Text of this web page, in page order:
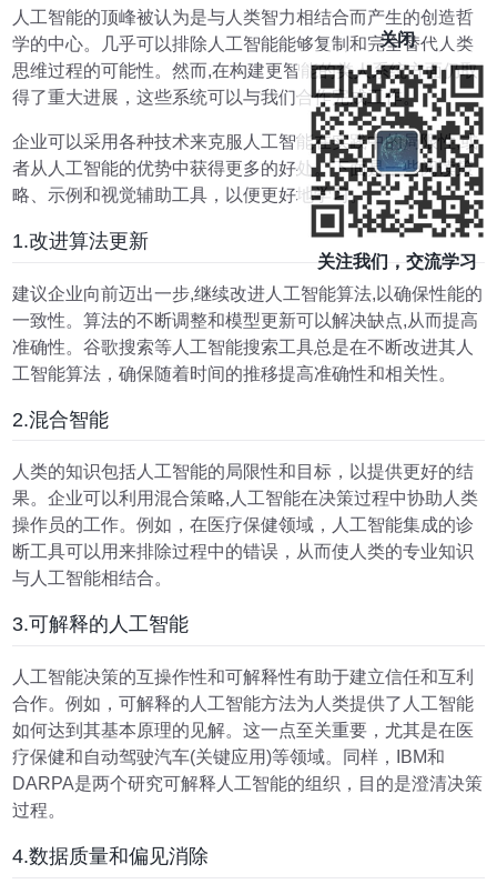
人工智能的顶峰被认为是与人类智力相结合而产生的创造哲
学的中心。几乎可以排除人工智能能够复制和完全替代人类
思维过程的可能性。然而,在构建更智能的类人系统方面仍取
得了重大进展，这些系统可以与我们合作完成工作。
企业可以采用各种技术来克服人工智能在实践中的局限性,或
者从人工智能的优势中获得更多的好处。下面是一些阅读策
略、示例和视觉辅助工具，以便更好地学习。
1.改进算法更新
建议企业向前迈出一步,继续改进人工智能算法,以确保性能的
一致性。算法的不断调整和模型更新可以解决缺点,从而提高
准确性。谷歌搜索等人工智能搜索工具总是在不断改进其人
工智能算法，确保随着时间的推移提高准确性和相关性。
2.混合智能
人类的知识包括人工智能的局限性和目标，以提供更好的结
果。企业可以利用混合策略,人工智能在决策过程中协助人类
操作员的工作。例如，在医疗保健领域，人工智能集成的诊
断工具可以用来排除过程中的错误，从而使人类的专业知识
与人工智能相结合。
3.可解释的人工智能
人工智能决策的互操作性和可解释性有助于建立信任和互利
合作。例如，可解释的人工智能方法为人类提供了人工智能
如何达到其基本原理的见解。这一点至关重要，尤其是在医
疗保健和自动驾驶汽车(关键应用)等领域。同样，IBM和
DARPA是两个研究可解释人工智能的组织，目的是澄清决策
过程。
4.数据质量和偏见消除
关闭
关注我们，交流学习